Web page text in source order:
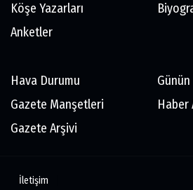
Köşe Yazarları
Anketler
Hava Durumu
Gazete Manşetleri
Haber
Gazete Arşivi
İletişim